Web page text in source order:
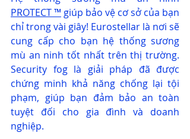
PROTECT ™ giúp bảo vệ cơ sở của bạn
chỉ trong vài giây! Eurostellar là nơi sẽ
cung cấp cho bạn hệ thống sương
mù an ninh tốt nhất trên thị trường.
Security fog là giải pháp đã được
chứng minh khả năng chống lại tội
phạm, giúp bạn đảm bảo an toàn
tuyệt đối cho gia đình và doanh
nghiệp.